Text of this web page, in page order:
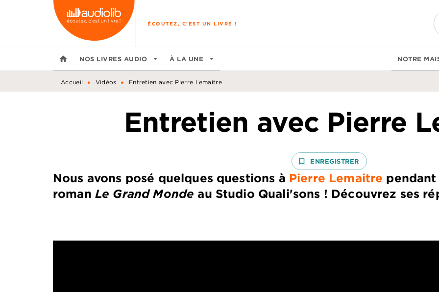
MENU RECHERCHE
ÉCOUTEZ, C'EST UN LIVRE !
home NOS LIVRES AUDIO arrow_drop_down À LA UNE arrow_drop_down NOTRE
Accueil • Vidéos • Entretien avec Pierre Lemaitre
Entretien avec Pierre
bookmark_border ENREGISTRER
Nous avons posé quelques questions à Pierre Lemaitre
roman Le Grand Monde au Studio Quali'sons ! Découvrez ses